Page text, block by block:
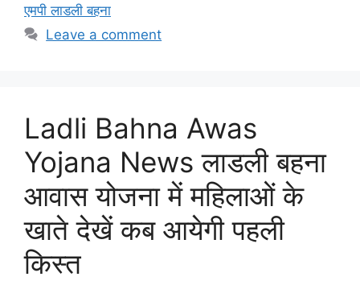
एमपी लाडली बहना
Leave a comment
Ladli Bahna Awas
Yojana News लाडली बहना
आवास योजना में महिलाओं के
खाते देखें कब आयेगी पहली
किस्त